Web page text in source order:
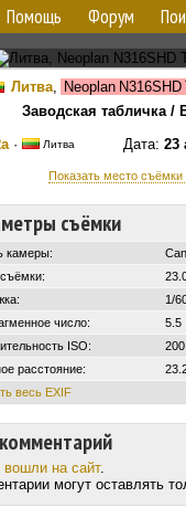
Помощь Форум
Литва, Neoplan
Заводская табличка /
· Литва Дата: 23
Показать место съёмки
съёмки
камеры:
1/
число:
5.5
ISO:
200
расстояние:
весь EXIF
вошли на сайт.
могут оставлять